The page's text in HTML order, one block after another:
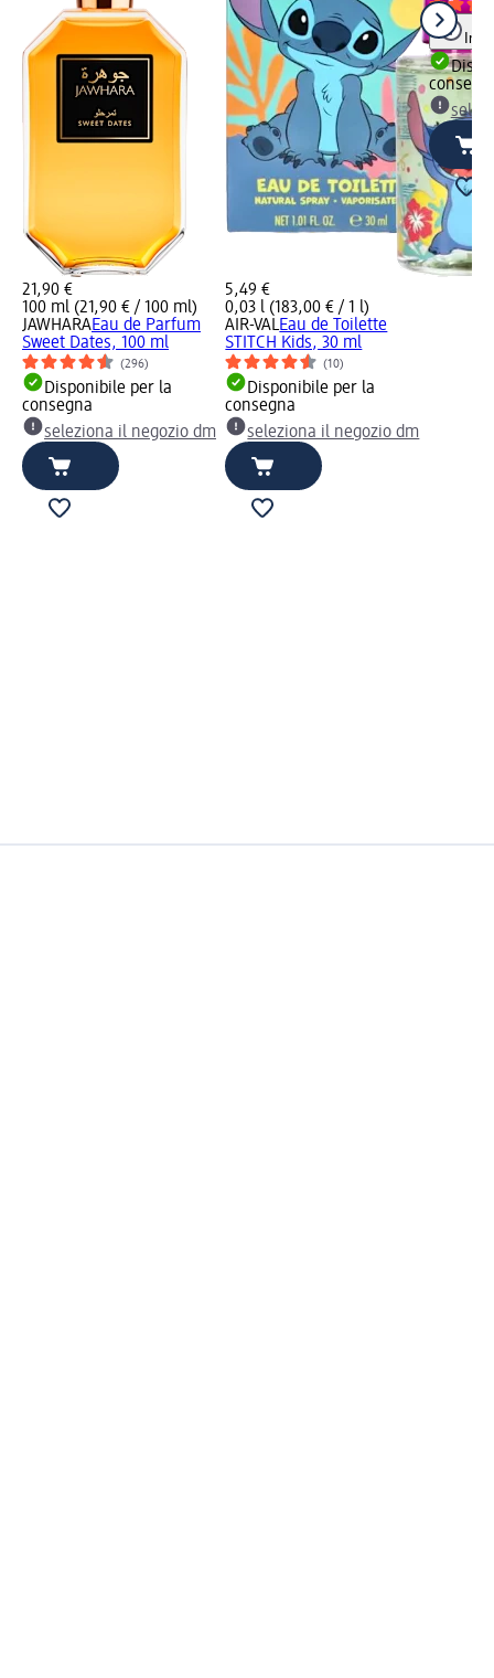
21,90 €
100 ml (21,90 € / 100 ml)
JAWHARAEau de Parfum
Sweet Dates, 100 ml
(296)
Disponibile per la
consegna
seleziona il negozio dm
5,49 €
0,03 l (183,00 € / 1 l)
AIR-VALEau de Toilette
STITCH Kids, 30 ml
(10)
Disponibile per la
consegna
seleziona il negozio dm